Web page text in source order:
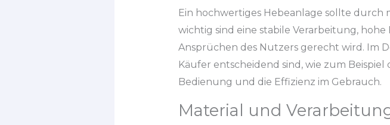
Ein hochwertiges Hebeanlage sollte
wichtig sind eine stabile Verarbeitung,
Ansprüchen des Nutzers gerecht wird. Im
Käufer entscheidend sind, wie zum
Bedienung und die Effizienz im Gebrauch.
Material und